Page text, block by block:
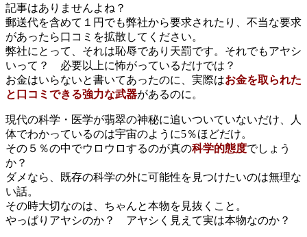
記事はありませんよね？
郵送代を含めて１円でも弊社から要求されたり、不当な要求
があったら口コミを拡散してください。
弊社にとって、それは恥辱であり天罰です。それでもアヤシ
いって？ 必要以上に怖がっているだけでは？
お金はいらないと書いてあったのに、実際はお金を取られた
と口コミできる強力な武器があるのに。
現代の科学・医学が翡翠の神秘に追いついていないだけ、人
体でわかっているのは宇宙のように5％ほどだけ。
その５％の中でウロウロするのが真の科学的態度でしょう
か？
ダメなら、既存の科学の外に可能性を見つけたいのは無理な
い話。
その時大切なのは、ちゃんと本物を見抜くこと。
やっぱりアヤシのか？ アヤシく見えて実は本物なのか？